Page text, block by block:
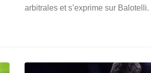
arbitrales et s’exprime sur Balotelli.